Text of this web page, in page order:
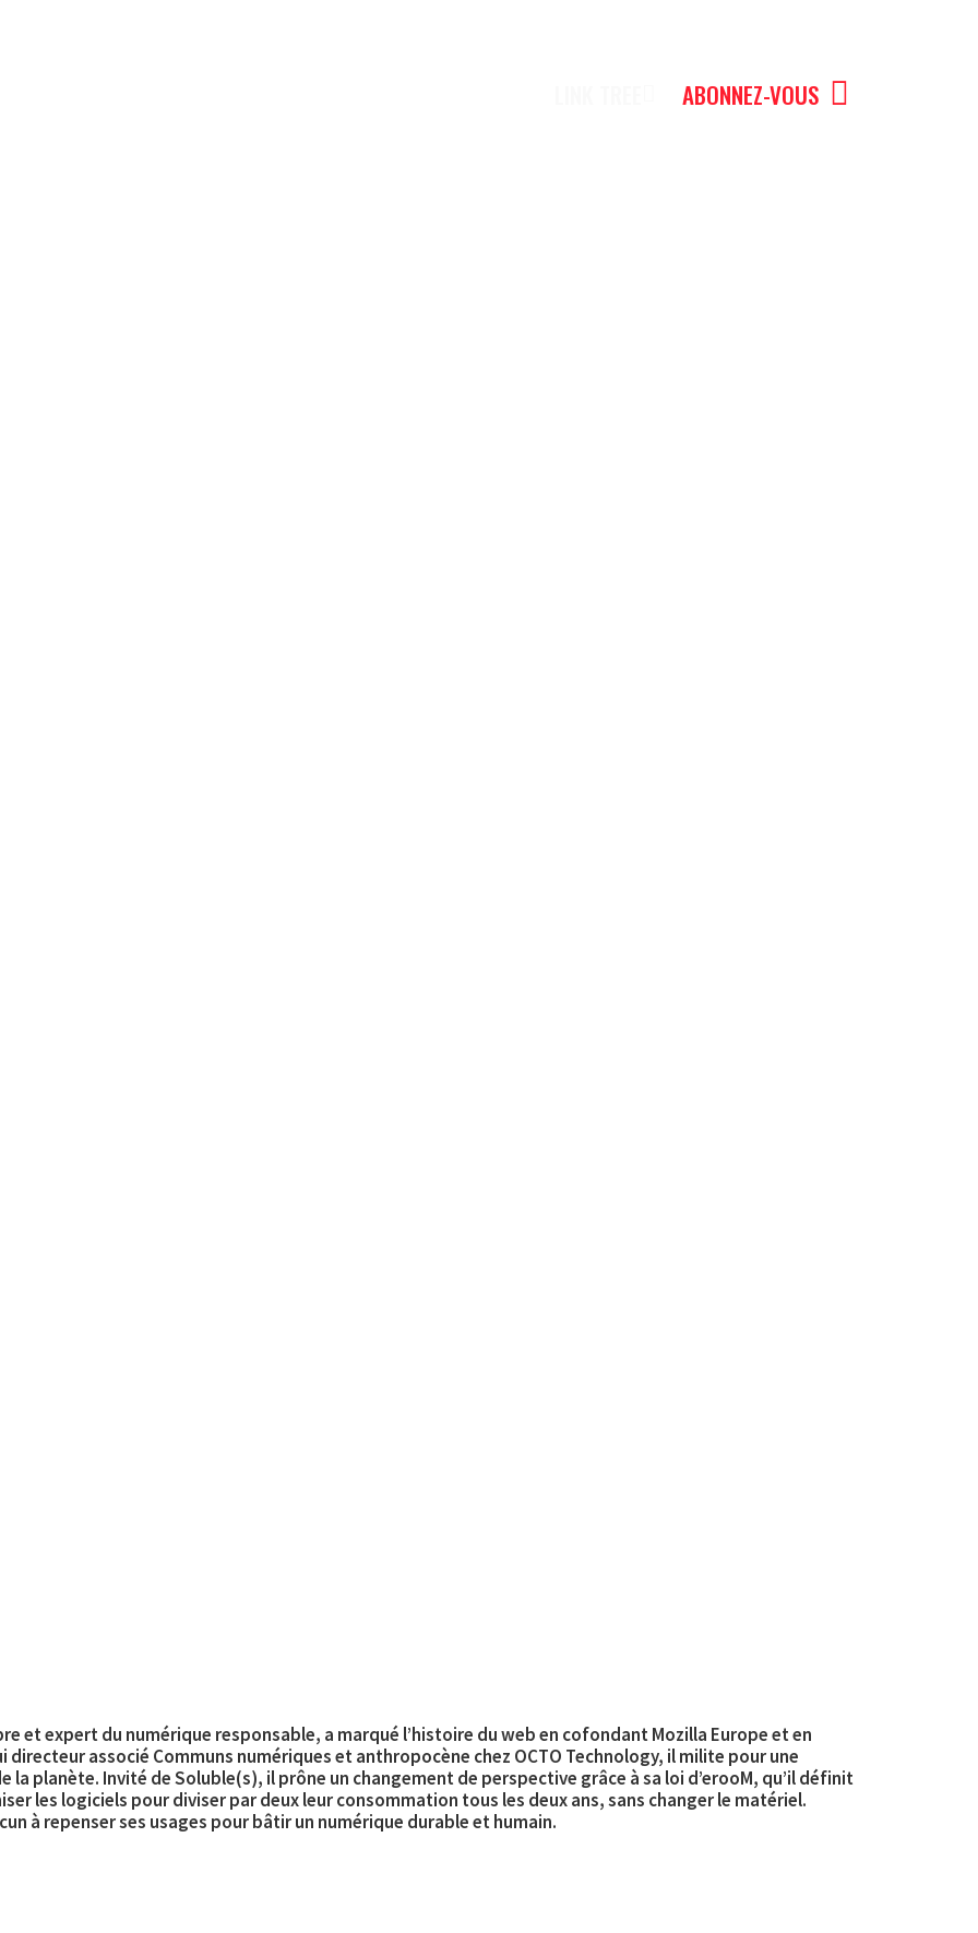
ABONNEZ-VOUS
et expert du numérique responsable, a marqué l’histoire du web en cofondant Mozilla Europe et en
directeur associé Communs numériques et anthropocène chez OCTO Technology, il milite pour une
la planète. Invité de Soluble(s), il prône un changement de perspective grâce à sa loi d’erooM, qu’il définit
les logiciels pour diviser par deux leur consommation tous les deux ans, sans changer le matériel.
à repenser ses usages pour bâtir un numérique durable et humain.